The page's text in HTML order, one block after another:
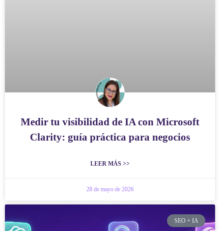
Medir tu visibilidad de IA con Microsoft
Clarity: guía práctica para negocios
LEER MÁS >>
28 de mayo de 2026
SEO + IA